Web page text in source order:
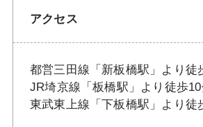
アクセス
都営三田線「新板橋駅」より徒
JR埼京線「板橋駅」より徒歩
東武東上線「下板橋駅」より徒